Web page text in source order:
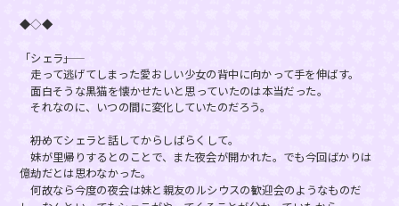
◆◇◆
「シェラ――」
走って逃げてしまった愛おしい少女の背中に向かって手を伸ばす。
面白そうな黒猫を懐かせたいと思っていたのは本当だった。
それなのに、いつの間に変化していたのだろう。
――初めてシェラと話してからしばらくして。
妹が里帰りするとのことで、また夜会が開かれた。でも今回ばかりは
億劫だとは思わなかった。
何故なら今度の夜会は妹と親友のルシウスの歓迎会のようなものだ